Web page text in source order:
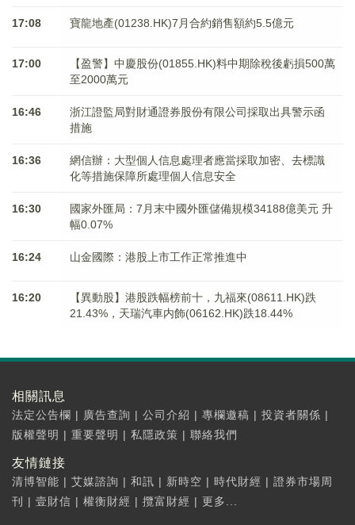
17:08 寶龍地產(01238.HK)7月合約銷售額約5.5億元
17:00
【盈警】中慶股份(01855.HK)料中期除稅後虧損500萬
至2000萬元
16:46
浙江證監局對財通證券股份有限公司採取出具警示函
措施
16:36
網信辦：大型個人信息處理者應當採取加密、去標識
化等措施保障所處理個人信息安全
16:30
國家外匯局：7月末中國外匯儲備規模34188億美元 升
幅0.07%
16:24 山金國際：港股上市工作正常推進中
16:20
【異動股】港股跌幅榜前十，九福來(08611.HK)跌
21.43%，天瑞汽車内飾(06162.HK)跌18.44%
相關訊息
法定公告欄 | 廣告查詢 | 公司介紹 | 專欄邀稿 | 投資者關係 |
版權聲明 | 重要聲明 | 私隱政策 | 聯絡我們
友情鏈接
清博智能 | 艾媒諮詢 | 和訊 | 新時空 | 時代財經 | 證券市場周
刊
| 壹財信 | 權衡財經 | 攬富財經 | 更多...